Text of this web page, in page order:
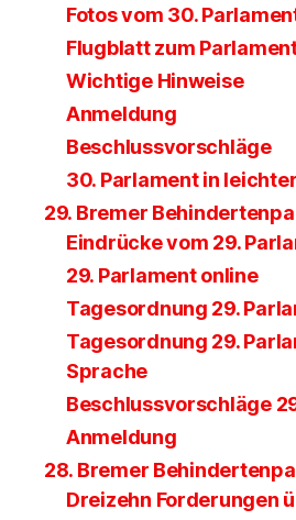
Fotos vom 30.
Flugblatt zum
Wichtige Hinweise
Anmeldung
Beschlussvorschläge
30. Parlament in
29. Bremer
Eindrücke vom 29.
29. Parlament online
Tagesordnung 29.
Tagesordnung 29.
Sprache
Beschlussvorschläge
Anmeldung
28. Bremer
Dreizehn Forderungen